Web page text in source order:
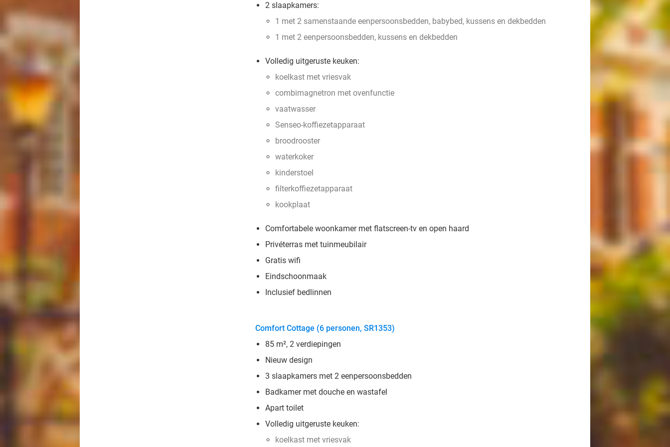
2 slaapkamers:
1 met 2 samenstaande eenpersoonsbedden, babybed, kussens en dekbedden
1 met 2 eenpersoonsbedden, kussens en dekbedden
Volledig uitgeruste keuken:
koelkast met vriesvak
combimagnetron met ovenfunctie
vaatwasser
Senseo-koffiezetapparaat
broodrooster
waterkoker
kinderstoel
filterkoffiezetapparaat
kookplaat
Comfortabele woonkamer met flatscreen-tv en open haard
Privéterras met tuinmeubilair
Gratis wifi
Eindschoonmaak
Inclusief bedlinnen
Comfort Cottage (6 personen, SR1353)
85 m², 2 verdiepingen
Nieuw design
3 slaapkamers met 2 eenpersoonsbedden
Badkamer met douche en wastafel
Apart toilet
Volledig uitgeruste keuken:
koelkast met vriesvak